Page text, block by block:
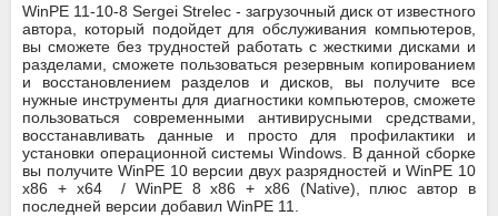
WinPE 11-10-8 Sergei Strelec - загрузочный диск от известного
автора, который подойдет для обслуживания компьютеров,
вы сможете без трудностей работать с жесткими дисками и
разделами, сможете пользоваться резервным копированием
и восстановлением разделов и дисков, вы получите все
нужные инструменты для диагностики компьютеров, сможете
пользоваться современными антивирусными средствами,
восстанавливать данные и просто для профилактики и
установки операционной системы Windows. В данной сборке
вы получите WinPE 10 версии двух разрядностей и WinPE 10
x86 + x64 / WinPE 8 x86 + x86 (Native), плюс автор в
последней версии добавил WinPE 11.